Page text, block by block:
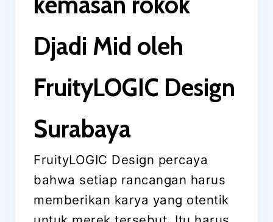
Djadi Mid oleh
FruityLOGIC Design
Surabaya
FruityLOGIC Design percaya
bahwa setiap rancangan harus
memberikan karya yang otentik